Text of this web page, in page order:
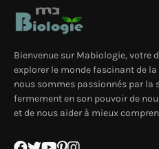
Bienvenue sur Mabiologie, votre
explorer le monde fascinant de
nous sommes passionnés par la
fermement en son pouvoir de
et de nous aider à mieux